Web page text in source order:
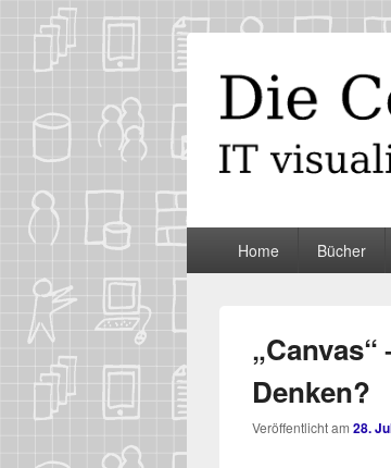
Die
PrimäresHome Bücher
Denken?
Veröffentlicht am 28.